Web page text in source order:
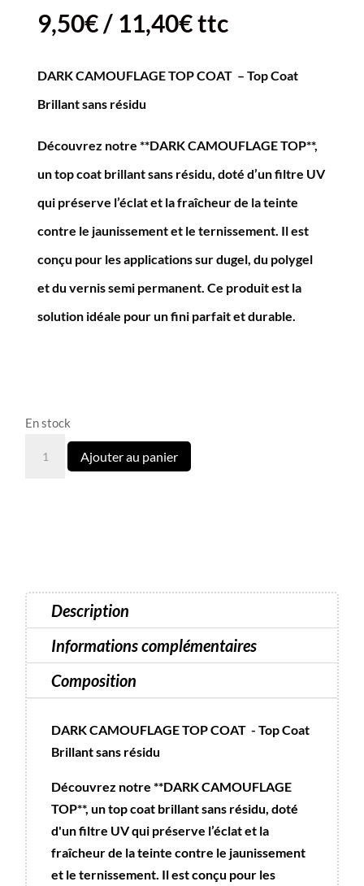
9,50€/ 11,40€ttc
DARK CAMOUFLAGE TOP COAT – Top Coat
Brillant sans résidu
Découvrez notre **DARK CAMOUFLAGE TOP**,
un top coat brillant sans résidu, doté d’un filtre UV
qui préserve l’éclat et la fraîcheur de la teinte
contre le jaunissement et le ternissement. Il est
conçu pour les applications sur dugel, du polygel
et du vernis semi permanent. Ce produit est la
solution idéale pour un fini parfait et durable.
En stock
quantité
-
sans
résidu
Ajouter au panier
Description
Informations complémentaires
Composition
DARK CAMOUFLAGE TOP COAT - Top Coat
Brillant sans résidu
Découvrez notre **DARK CAMOUFLAGE
TOP**, un top coat brillant sans résidu, doté
d'un filtre UV qui préserve l’éclat et la
fraîcheur de la teinte contre le jaunissement
et le ternissement. Il est conçu pour les